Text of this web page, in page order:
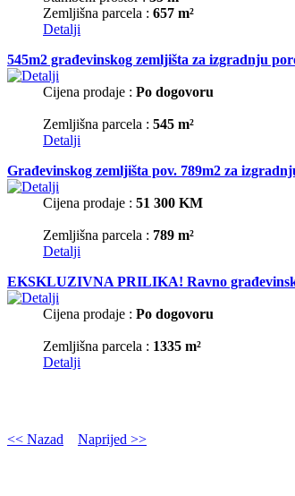
Zemljišna parcela : 657 m²
Detalji
545m2 građevinskog zemljišta za izgradnju
Cijena prodaje : Po dogovoru
Zemljišna parcela : 545 m²
Detalji
Građevinskog zemljišta pov. 789m2 za
Cijena prodaje : 51 300 KM
Zemljišna parcela : 789 m²
Detalji
EKSKLUZIVNA PRILIKA! Ravno
Cijena prodaje : Po dogovoru
Zemljišna parcela : 1335 m²
Detalji
<< Nazad Naprijed >>